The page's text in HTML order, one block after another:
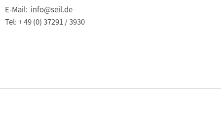
E-Mail: info@seil.de
Tel: + 49 (0) 37291 / 3930